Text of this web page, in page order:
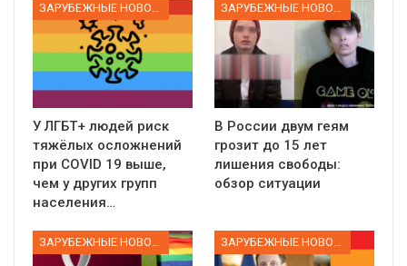
ЗАРУБЕЖНЫЕ НОВОСТИ
У ЛГБТ+ людей риск
тяжёлых осложнений
при COVID 19 выше,
чем у других групп
населения…
ЗАРУБЕЖНЫЕ НОВОСТИ
В России двум геям
грозит до 15 лет
лишения свободы:
обзор ситуации
ЗАРУБЕЖНЫЕ НОВОСТИ ЗАРУБЕЖНЫЕ НОВОСТИ